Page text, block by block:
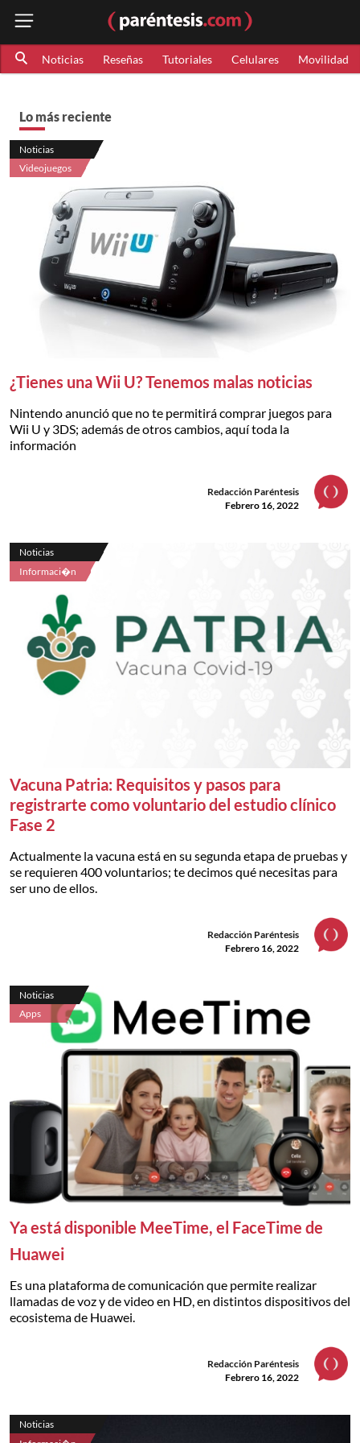
Noticias Reseñas Tutoriales Celulares Movilidad
Lo más reciente
Noticias
Videojuegos
¿Tienes una Wii U? Tenemos malas noticias
Nintendo anunció que no te permitirá comprar juegos para
Wii U y 3DS; además de otros cambios, aquí toda la
información
Redacción Paréntesis
Febrero 16, 2022
Noticias
Informaci�n
Vacuna Patria: Requisitos y pasos para
registrarte como voluntario del estudio clínico
Fase 2
Actualmente la vacuna está en su segunda etapa de pruebas y
se requieren 400 voluntarios; te decimos qué necesitas para
ser uno de ellos.
Redacción Paréntesis
Febrero 16, 2022
Noticias
Apps
Ya está disponible MeeTime, el FaceTime de
Huawei
Es una plataforma de comunicación que permite realizar
llamadas de voz y de video en HD, en distintos dispositivos del
ecosistema de Huawei.
Redacción Paréntesis
Febrero 16, 2022
Noticias